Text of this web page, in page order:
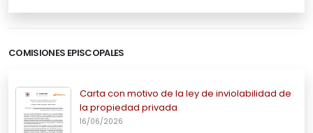
COMISIONES EPISCOPALES
Carta con motivo de la ley de inviolabilidad de
la propiedad privada
16/06/2026